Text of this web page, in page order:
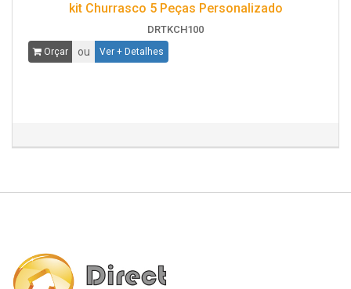
kit Churrasco 5 Peças Personalizado
DRTKCH100
Orçar ou Ver + Detalhes